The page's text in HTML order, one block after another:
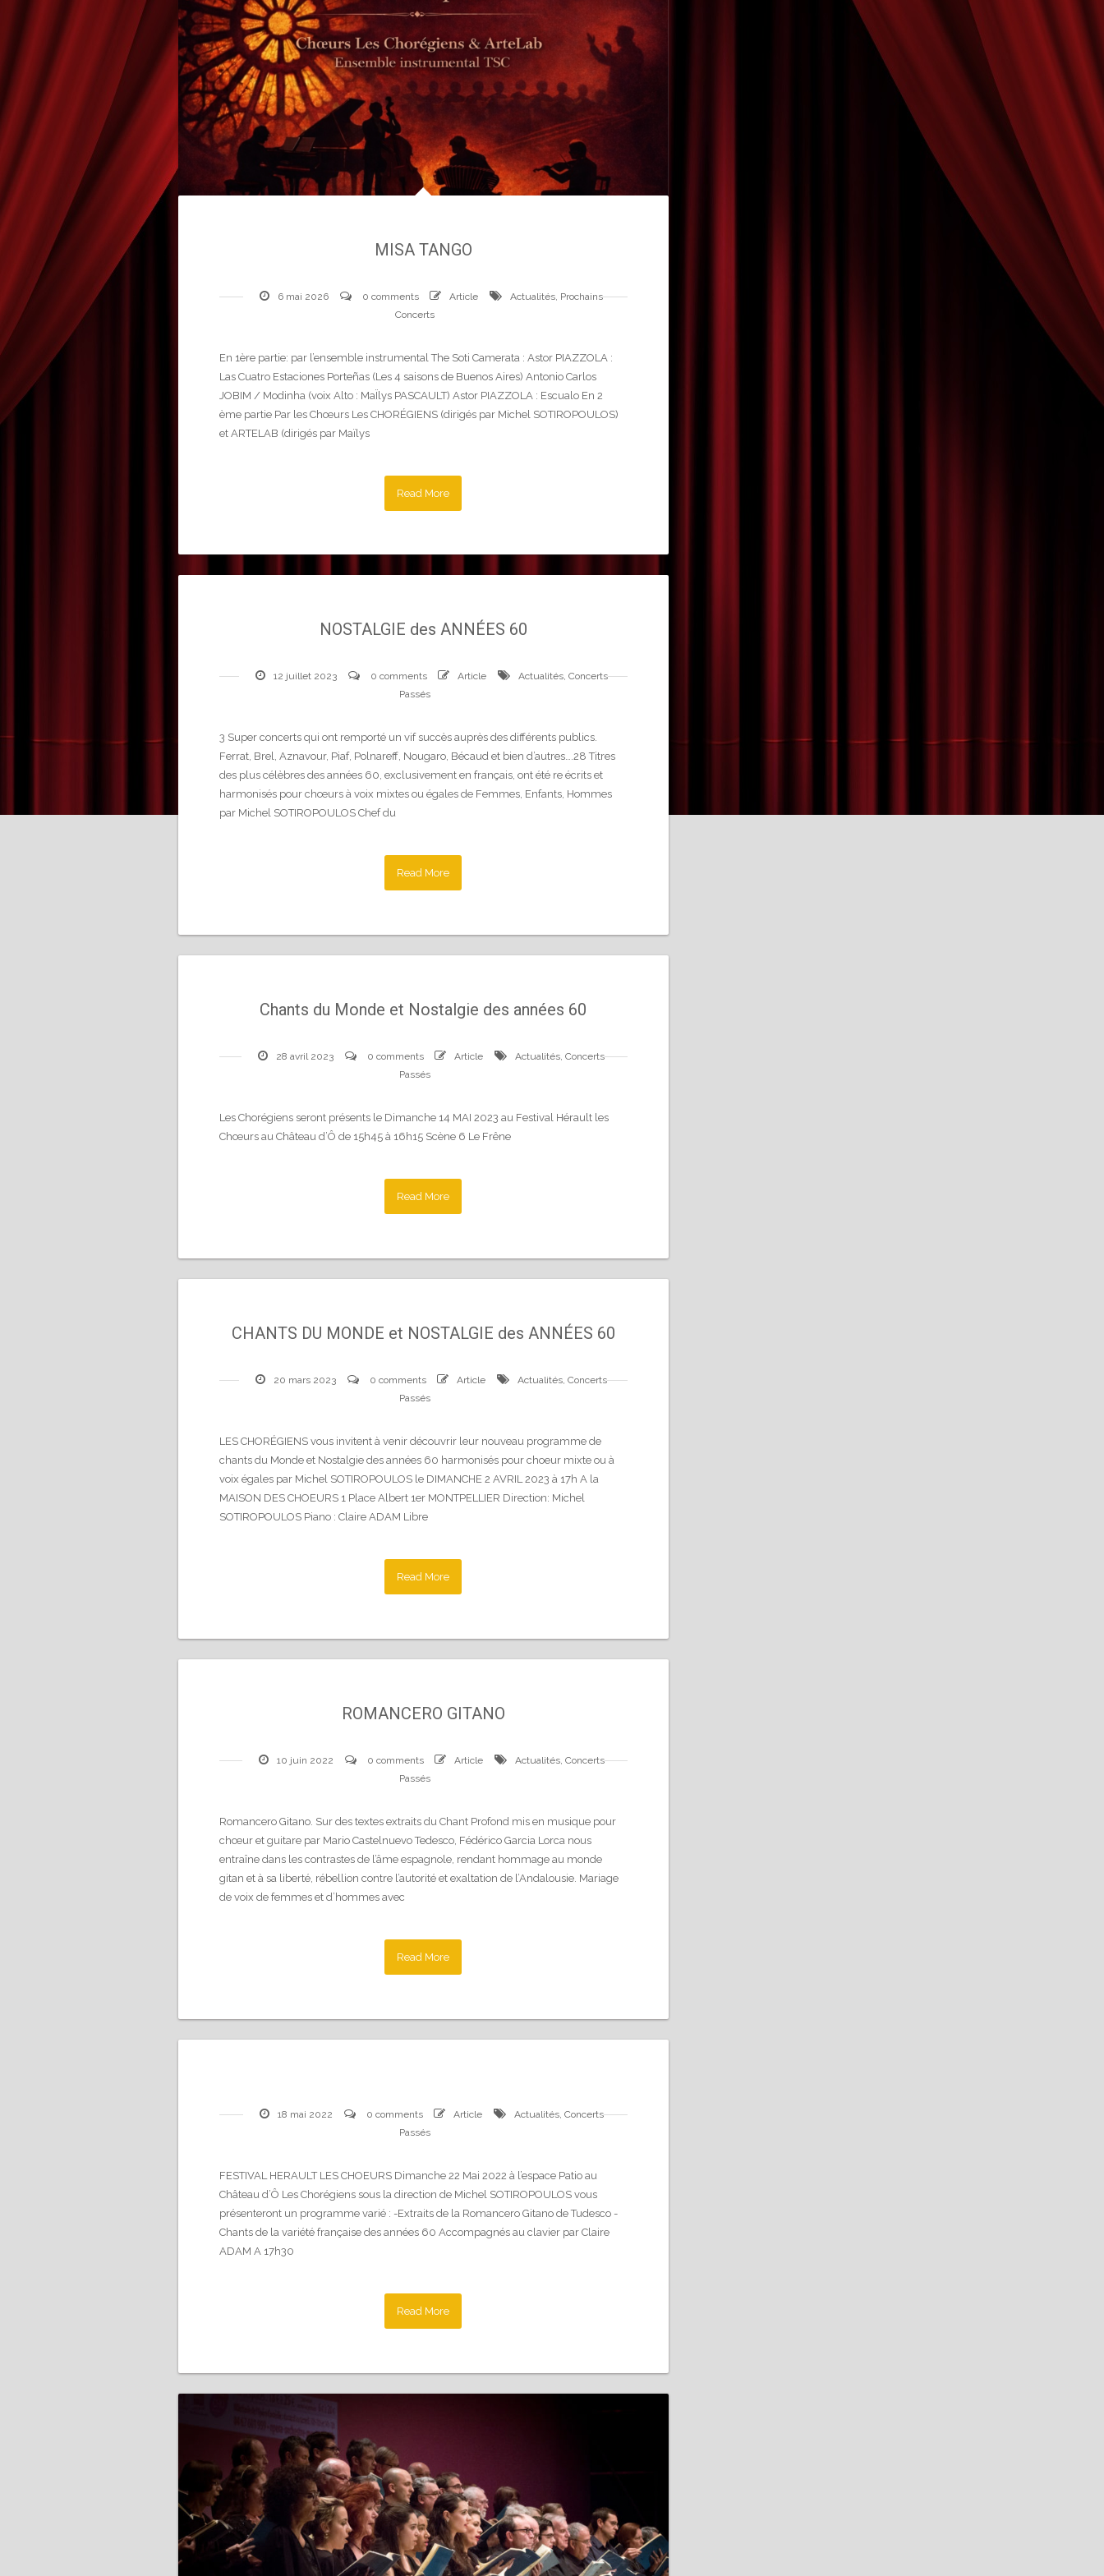
MISA TANGO
6 mai 2026 0 comments Article Actualités Prochains
Concerts
En 1ère partie: par l’ensemble instrumental The Soti Camerata : Astor PIAZZOLA :
Las Cuatro Estaciones Porteñas (Les 4 saisons de Buenos Aires) Antonio Carlos
JOBIM / Modinha (voix Alto : MaÏlys PASCAULT) Astor PIAZZOLA : Escualo En 2
ème partie Par les Chœurs Les CHORÉGIENS (dirigés par Michel SOTIROPOULOS)
et ARTELAB (dirigés par Maïlys
Read More
NOSTALGIE des ANNÉES 60
12 juillet 2023 0 comments Article Actualités, Concerts
Passés
3 Super concerts qui ont remporté un vif succès auprès des différents publics.
Ferrat, Brel, Aznavour, Piaf, Polnareff, Nougaro, Bécaud et bien d’autres….28 Titres
des plus célèbres des années 60, exclusivement en français, ont été re écrits et
harmonisés pour chœurs à voix mixtes ou égales de Femmes, Enfants, Hommes
par Michel SOTIROPOULOS Chef du
Read More
Chants du Monde et Nostalgie des années 60
28 avril 2023 0 comments Article Actualités,Concerts
Passés
Les Chorégiens seront présents le Dimanche 14 MAI 2023 au Festival Hérault les
Chœurs au Château d’Ô de 15h45 à 16h15 Scène 6 Le Frêne
Read More
CHANTS DU MONDE et NOSTALGIE des ANNÉES 60
20 mars 2023 0 comments Article Actualités,Concerts
Passés
LES CHORÉGIENS vous invitent à venir découvrir leur nouveau programme de
chants du Monde et Nostalgie des années 60 harmonisés pour choeur mixte ou à
voix égales par Michel SOTIROPOULOS le DIMANCHE 2 AVRIL 2023 à 17h A la
MAISON DES CHOEURS 1 Place Albert 1er MONTPELLIER Direction: Michel
SOTIROPOULOS Piano : Claire ADAM Libre
Read More
ROMANCERO GITANO
10 juin 2022 0 comments Article Actualités, Concerts
Passés
Romancero Gitano. Sur des textes extraits du Chant Profond mis en musique pour
chœur et guitare par Mario Castelnuevo Tedesco, Fédérico Garcia Lorca nous
entraîne dans les contrastes de l’âme espagnole, rendant hommage au monde
gitan et à sa liberté, rébellion contre l’autorité et exaltation de l’Andalousie. Mariage
de voix de femmes et d’hommes avec
Read More
18 mai 2022 0 comments Article Actualités, Concerts
Passés
FESTIVAL HERAULT LES CHOEURS Dimanche 22 Mai 2022 à l’espace Patio au
Château d’Ô Les Chorégiens sous la direction de Michel SOTIROPOULOS vous
présenteront un programme varié : -Extraits de la Romancero Gitano de Tudesco -
Chants de la variété française des années 60 Accompagnés au clavier par Claire
ADAM A 17h30
Read More